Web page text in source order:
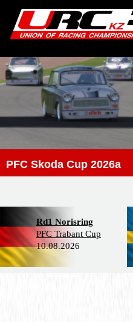
PFC Skoda Cup 2026a
Rd1 Norisring
PFC Trabant Cup
10.08.2026